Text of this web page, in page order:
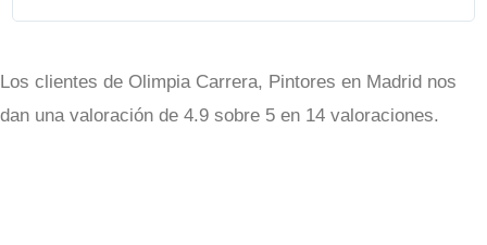
Los clientes de Olimpia Carrera, Pintores en Madrid nos
dan una valoración de 4.9 sobre 5 en 14 valoraciones.